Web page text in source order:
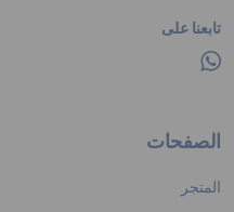
تابعنا على
الصفحات
المتجر